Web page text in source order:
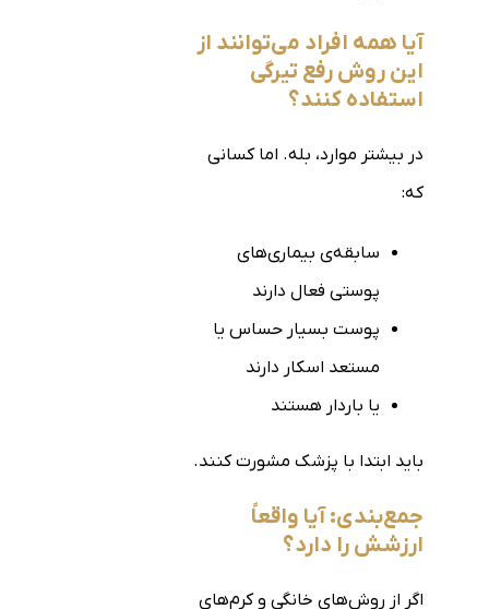
آیا همه افراد می‌توانند از
این روش رفع تیرگی
استفاده کنند؟
در بیشتر موارد، بله. اما کسانی
که:
سابقه‌ی بیماری‌های
پوستی فعال دارند
پوست بسیار حساس یا
مستعد اسکار دارند
یا باردار هستند
باید ابتدا با پزشک مشورت کنند.
جمع‌بندی: آیا واقعاً
ارزشش را دارد؟
اگر از روش‌های خانگی و کرم‌های